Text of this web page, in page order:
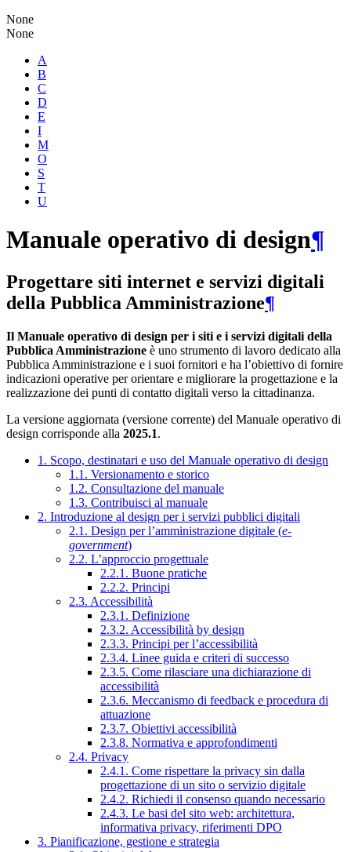
None
None
A
B
C
D
E
I
M
O
S
T
U
Manuale operativo di design¶
Progettare siti internet e servizi digitali
della Pubblica Amministrazione¶
Il Manuale operativo di design per i siti e i servizi digitali della
Pubblica Amministrazione è uno strumento di lavoro dedicato alla
Pubblica Amministrazione e i suoi fornitori e ha l’obiettivo di fornire
indicazioni operative per orientare e migliorare la progettazione e la
realizzazione dei punti di contatto digitali verso la cittadinanza.
La versione aggiornata (versione corrente) del Manuale operativo di
design corrisponde alla 2025.1.
1. Scopo, destinatari e uso del Manuale operativo di design
1.1. Versionamento e storico
1.2. Consultazione del manuale
1.3. Contribuisci al manuale
2. Introduzione al design per i servizi pubblici digitali
2.1. Design per l’amministrazione digitale (e-
government)
2.2. L’approccio progettuale
2.2.1. Buone pratiche
2.2.2. Principi
2.3. Accessibilità
2.3.1. Definizione
2.3.2. Accessibilità by design
2.3.3. Principi per l’accessibilità
2.3.4. Linee guida e criteri di successo
2.3.5. Come rilasciare una dichiarazione di
accessibilità
2.3.6. Meccanismo di feedback e procedura di
attuazione
2.3.7. Obiettivi accessibilità
2.3.8. Normativa e approfondimenti
2.4. Privacy
2.4.1. Come rispettare la privacy sin dalla
progettazione di un sito o servizio digitale
2.4.2. Richiedi il consenso quando necessario
2.4.3. Le basi del sito web: architettura,
informativa privacy, riferimenti DPO
3. Pianificazione, gestione e strategia